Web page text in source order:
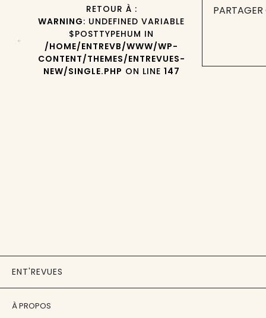
RETOUR À :
WARNING: UNDEFINED VARIABLE
$POSTTYPEHUM IN
/HOME/ENTREVB/WWW/WP-
CONTENT/THEMES/ENTREVUES-
NEW/SINGLE.PHP ON LINE 147
ENT'REVUES
À PROPOS